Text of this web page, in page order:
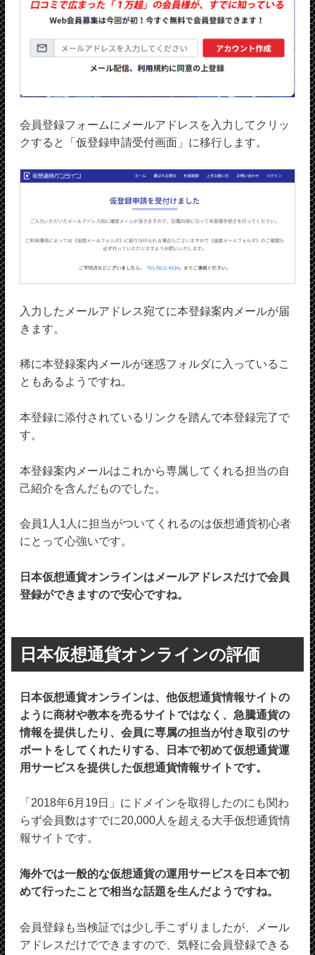
会員登録フォームにメールアドレスを入力してクリッ
クすると「仮登録申請受付画面」に移行します。
入力したメールアドレス宛てに本登録案内メールが届
きます。
稀に本登録案内メールが迷惑フォルダに入っているこ
ともあるようですね。
本登録に添付されているリンクを踏んで本登録完了で
す。
本登録案内メールはこれから専属してくれる担当の自
己紹介を含んだものでした。
会員1人1人に担当がついてくれるのは仮想通貨初心者
にとって心強いです。
日本仮想通貨オンラインはメールアドレスだけで会員
登録ができますので安心ですね。
日本仮想通貨オンラインの評価
日本仮想通貨オンラインは、他仮想通貨情報サイトの
ように商材や教本を売るサイトではなく、急騰通貨の
情報を提供したり、会員に専属の担当が付き取引のサ
ポートをしてくれたりする、日本で初めて仮想通貨運
用サービスを提供した仮想通貨情報サイトです。
「2018年6月19日」にドメインを取得したのにも関わ
らず会員数はすでに20,000人を超える大手仮想通貨情
報サイトです。
海外では一般的な仮想通貨の運用サービスを日本で初
めて行ったことで相当な話題を生んだようですね。
会員登録も当検証では少し手こずりましたが、メール
アドレスだけでできますので、気軽に会員登録できる